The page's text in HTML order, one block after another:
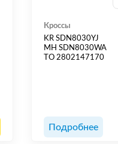
Кроссы
KR SDN8030YJ
MH SDN8030WA
TO 2802147170
Подробнее